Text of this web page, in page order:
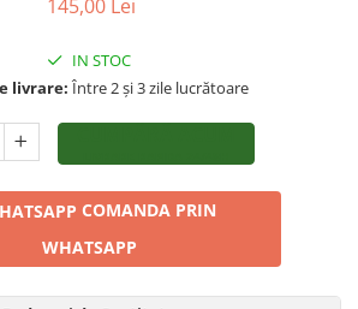
145,00 Lei
IN STOC
livrare: Între 2 și 3 zile lucrătoare
COMANDA PRIN
WHATSAPP